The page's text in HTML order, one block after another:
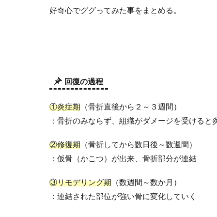
好奇心でググってみた事をまとめる。
回復の過程
①炎症期 （骨折直後から２～３週間）
：骨折のみならず、組織がダメージを受けると
②修復期 （骨折してから数日後～数週間）
：仮骨（かこつ）が出来、骨折部分が連結
③リモデリング期 （数週間～数か月）
：連結された部位が強い骨に変化していく